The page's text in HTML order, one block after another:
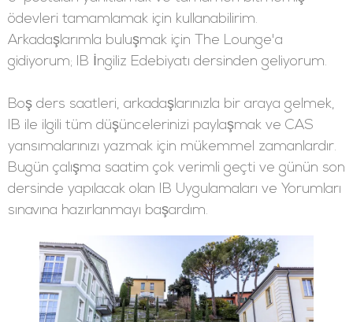
ödevleri tamamlamak için kullanabilirim.
Arkadaşlarımla buluşmak için The Lounge'a
gidiyorum; IB İngiliz Edebiyatı dersinden geliyorum.
Boş ders saatleri, arkadaşlarınızla bir araya gelmek,
IB ile ilgili tüm düşüncelerinizi paylaşmak ve CAS
yansımalarınızı yazmak için mükemmel zamanlardır.
Bugün çalışma saatim çok verimli geçti ve günün son
dersinde yapılacak olan IB Uygulamaları ve Yorumları
sınavına hazırlanmayı başardım.